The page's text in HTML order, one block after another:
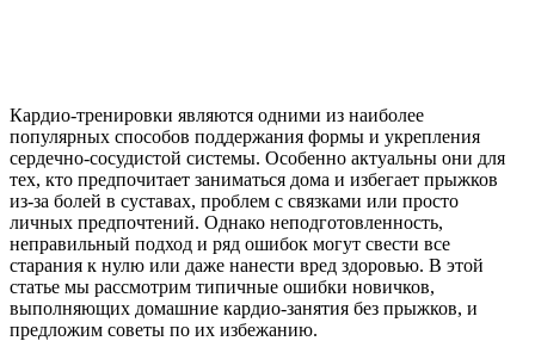
Кардио-тренировки являются одними из наиболее
популярных способов поддержания формы и укрепления
сердечно-сосудистой системы. Особенно актуальны они для
тех, кто предпочитает заниматься дома и избегает прыжков
из-за болей в суставах, проблем с связками или просто
личных предпочтений. Однако неподготовленность,
неправильный подход и ряд ошибок могут свести все
старания к нулю или даже нанести вред здоровью. В этой
статье мы рассмотрим типичные ошибки новичков,
выполняющих домашние кардио-занятия без прыжков, и
предложим советы по их избежанию.